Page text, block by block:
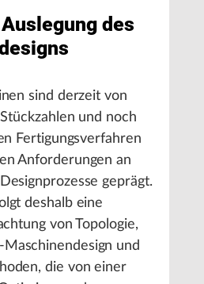
des
sind derzeit von
und noch
Fertigungsverfahren
Anforderungen an
geprägt.
deshalb eine
von Topologie,
und
die von einer